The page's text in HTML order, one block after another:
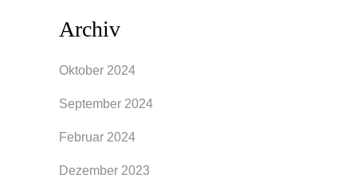
Archiv
Oktober 2024
September 2024
Februar 2024
Dezember 2023